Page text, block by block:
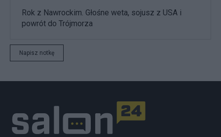
Rok z Nawrockim. Głośne weta, sojusz z USA i
powrót do Trójmorza
Napisz notkę